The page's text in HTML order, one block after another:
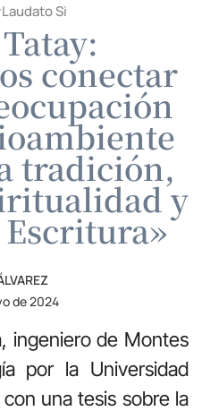
Laudato Si
conectar
tradición,
y
Escritura»
de 2024
ingeniero de Montes
por la Universidad
una tesis sobre la